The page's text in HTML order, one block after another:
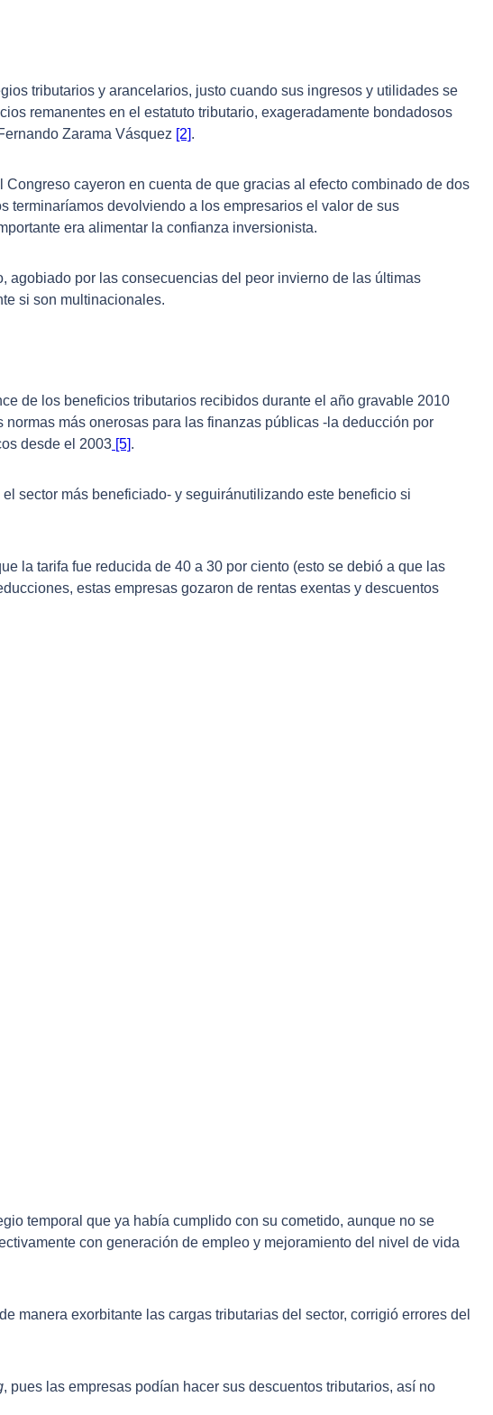
tributarios y arancelarios, justo cuando sus ingresos y utilidades se
remanentes en el estatuto tributario, exageradamente bondadosos
Zarama Vásquez [2].
cayeron en cuenta de que gracias al efecto combinado de dos
terminaríamos devolviendo a los empresarios el valor de sus
era alimentar la confianza inversionista.
agobiado por las consecuencias del peor invierno de las últimas
si son multinacionales.
de los beneficios tributarios recibidos durante el año gravable 2010
más onerosas para las finanzas públicas -la deducción por
desde el 2003 [5].
sector más beneficiado- y seguiránutilizando este beneficio si
la tarifa fue reducida de 40 a 30 por ciento (esto se debió a que las
estas empresas gozaron de rentas exentas y descuentos
temporal que ya había cumplido con su cometido, aunque no se
con generación de empleo y mejoramiento del nivel de vida
manera exorbitante las cargas tributarias del sector, corrigió errores del
, pues las empresas podían hacer sus descuentos tributarios, así no